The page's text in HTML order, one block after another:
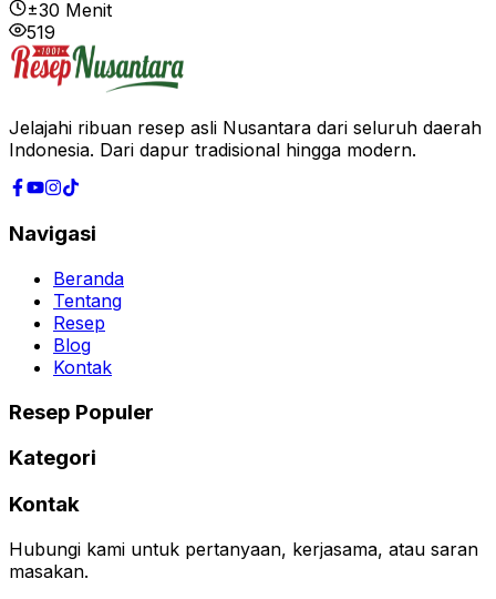
±30 Menit
519
Jelajahi ribuan resep asli Nusantara dari seluruh daerah
Indonesia. Dari dapur tradisional hingga modern.
Navigasi
Beranda
Tentang
Resep
Blog
Kontak
Resep Populer
Kategori
Kontak
Hubungi kami untuk pertanyaan, kerjasama, atau saran
masakan.